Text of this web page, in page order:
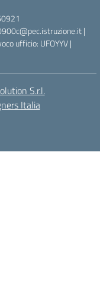
|
ufficio: UFOYYV |
S.r.l.
Italia